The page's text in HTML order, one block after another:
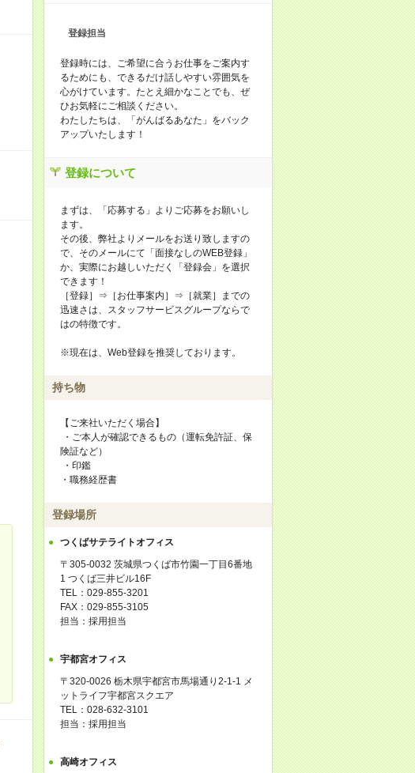
登録担当
登録時には、ご希望に合うお仕事をご案内す
るためにも、できるだけ話しやすい雰囲気を
心がけています。たとえ細かなことでも、ぜ
ひお気軽にご相談ください。
わたしたちは、「がんばるあなた」をバック
アップいたします！
登録について
まずは、「応募する」よりご応募をお願いし
ます。
その後、弊社よりメールをお送り致しますの
で、そのメールにて「面接なしのWEB登録」
か、実際にお越しいただく「登録会」を選択
できます！
［登録］⇒［お仕事案内］⇒［就業］までの
迅速さは、スタッフサービスグループならで
はの特徴です。
※現在は、Web登録を推奨しております。
持ち物
【ご来社いただく場合】
・ご本人が確認できるもの（運転免許証、保
険証など）
・印鑑
・職務経歴書
登録場所
つくばサテライトオフィス
〒305-0032 茨城県つくば市竹園一丁目6番地
1 つくば三井ビル16F
TEL：029-855-3201
FAX：029-855-3105
担当：採用担当
宇都宮オフィス
〒320-0026 栃木県宇都宮市馬場通り2-1-1 メ
ットライフ宇都宮スクエア
TEL：028-632-3101
担当：採用担当
高崎オフィス